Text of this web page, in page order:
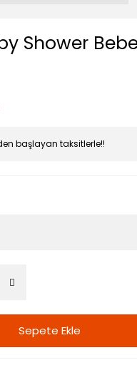
Shower
başlayan taksitlerle!!
Sepete Ekle